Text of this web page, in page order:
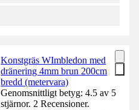
Konstgräs WImbledon med
dränering 4mm brun 200cm
bredd (metervara)
Genomsnittligt betyg: 4.5 av 5
stjärnor. 2 Recensioner.